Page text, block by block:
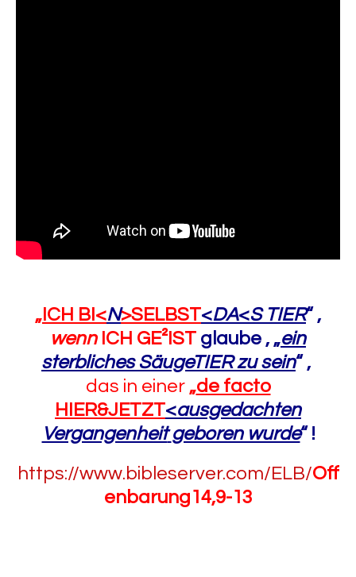
„ ICH BI<N>SELBST<DA<S TIER“ ,
wenn ICH GE²IST glaube , „ein
sterbliches SäugeTIER zu sein“ ,
das in einer„de facto
HIER&JETZT<ausgedachten
Vergangenheit geboren wurde“ !
https://www.bibleserver.com/ELB/Off
enbarung14,9-13